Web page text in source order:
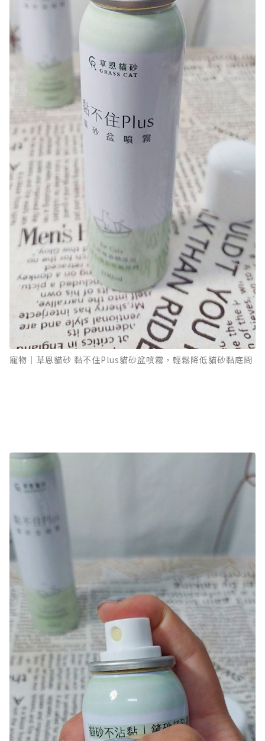
寵物｜草恩貓砂 黏不住Plus貓砂盆噴霧，輕鬆降低貓砂黏底問